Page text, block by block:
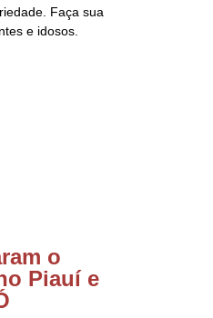
Faça sua
e idosos.
o
Piauí e